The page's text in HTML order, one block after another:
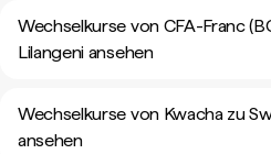
Wechselkurse von CFA-Franc
Lilangeni ansehen
Wechselkurse von Kwacha zu
ansehen